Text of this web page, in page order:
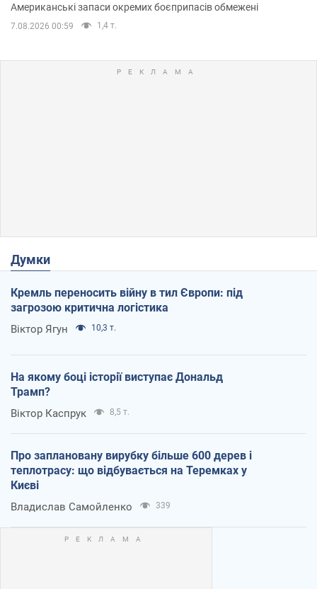
Американські запаси окремих боєприпасів обмежені
7.08.2026 00:59 1,4 т.
Думки
Кремль переносить війну в тил Європи: під
загрозою критична логістика
Віктор Ягун 10,3 т.
На якому боці історії виступає Дональд
Трамп?
Віктор Каспрук 8,5 т.
Про заплановану вирубку більше 600 дерев і
теплотрасу: що відбувається на Теремках у
Києві
Владислав Самойленко 339